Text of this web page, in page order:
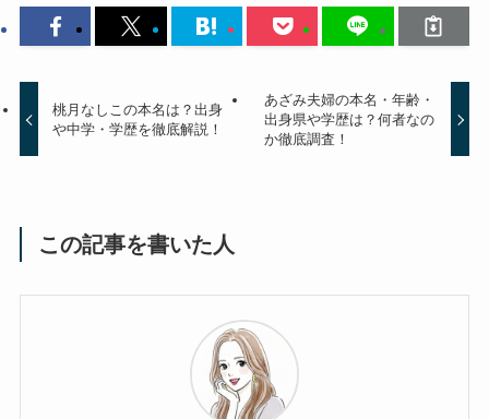
桃月なしこの本名は？出身
や中学・学歴を徹底解説！
あざみ夫婦の本名・年齢・
出身県や学歴は？何者なの
か徹底調査！
この記事を書いた人